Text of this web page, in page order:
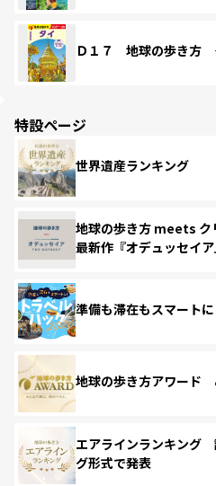
Ｄ１７ 地球の歩き方
特設ページ
世界遺産ランキング
地球の歩き方 meets ク
最新作『オデュッセイア
準備も滞在もスマート
地球の歩き方アワード
エアラインランキング
グ形式で発表